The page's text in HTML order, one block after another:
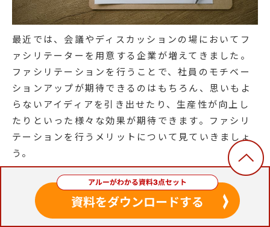
最近では、会議やディスカッションの場においてフ
ァシリテーターを用意する企業が増えてきました。
ファシリテーションを行うことで、社員のモチベー
ションアップが期待できるのはもちろん、思いもよ
らないアイディアを引き出せたり、生産性が向上し
たりといった様々な効果が期待できます。ファシリ
テーションを行うメリットについて見ていきましょ
う。
モチベーションアップが期待できる